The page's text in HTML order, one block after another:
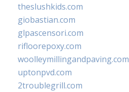
theslushkids.com
giobastian.com
glpascensori.com
rifloorepoxy.com
woolleymillingandpaving.com
uptonpvd.com
2troublegrill.com